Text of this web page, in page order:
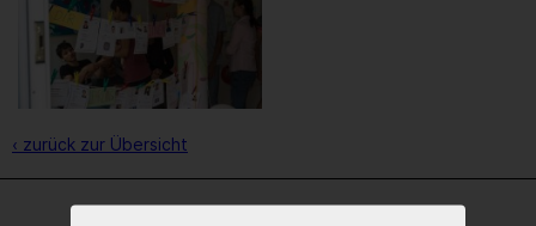
‹ zurück zur Übersicht